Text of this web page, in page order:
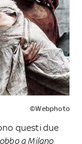
©Webphoto
questi due
a Milano